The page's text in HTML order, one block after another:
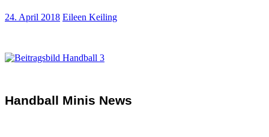
24. April 2018 Eileen Keiling
Handball Minis News